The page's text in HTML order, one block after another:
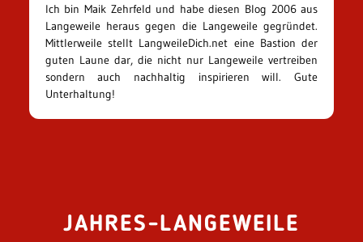
Ich bin Maik Zehrfeld und habe diesen Blog 2006 aus
Langeweile heraus gegen die Langeweile gegründet.
Mittlerweile stellt LangweileDich.net eine Bastion der
guten Laune dar, die nicht nur Langeweile vertreiben
sondern auch nachhaltig inspirieren will. Gute
Unterhaltung!
JAHRES-LANGEWEILE